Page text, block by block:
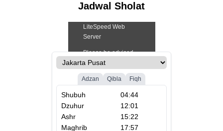
Jadwal Sholat